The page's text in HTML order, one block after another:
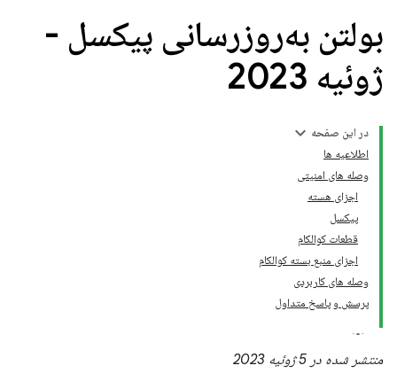
بولتن به‌روزرسانی پیکسل -
ژوئیه 2023
در این صفحه
اطلاعیه ها
وصله های امنیتی
اجزای هسته
پیکسل
قطعات کوالکام
اجزای منبع بسته کوالکام
وصله های کاربردی
پرسش و پاسخ متداول
منتشر شده در 5 ژوئیه 2023